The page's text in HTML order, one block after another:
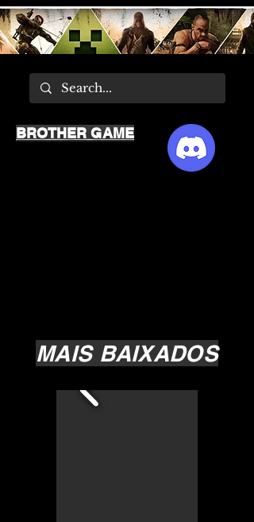
MAIS BAIXADOS
BROTHER GAME